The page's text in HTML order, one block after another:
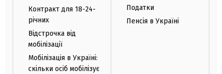
Контракт для 18-24-
річних
Відстрочка від
мобілізації
Мобілізація в Україні:
скільки осіб мобілізує
Податки
Пенсія в Україні